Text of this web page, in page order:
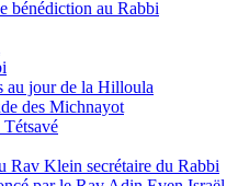
bénédiction au Rabbi
au jour de la Hilloula
des Michnayot
Rav Klein secrétaire du Rabbi